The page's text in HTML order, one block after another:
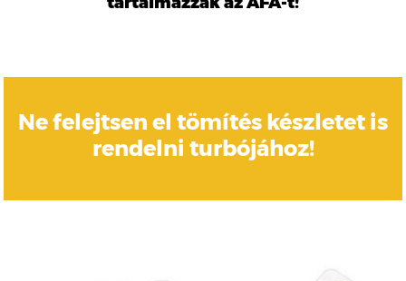
Ne felejtsen el tömítés készletet is
rendelni turbójához!